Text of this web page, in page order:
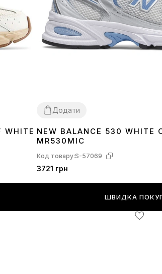
WHITE
Додати
3637 3839404142 4344
NEW BALANCE 530 WHITE
MR530MIC
Код товару:S-57069
3721 грн
ШВИДКА